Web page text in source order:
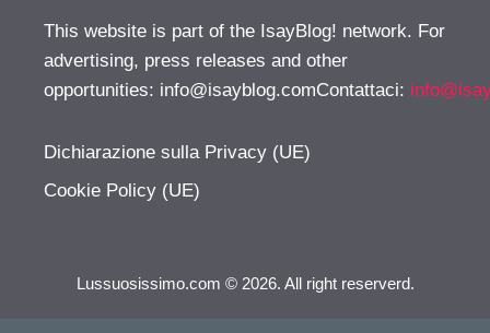
This website is part of the IsayBlog! network. For
advertising, press releases and other
opportunities: info@isayblog.comContattaci:
Dichiarazione sulla Privacy (UE)
Cookie Policy (UE)
Lussuosissimo.com © 2026. All right reserverd.